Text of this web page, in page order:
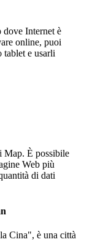
dove Internet è
online, puoi
tablet e usarli
Map. È possibile
Web più
di dati
Cina", è una città